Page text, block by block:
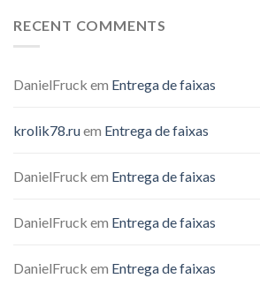
RECENT COMMENTS
DanielFruck em Entrega de faixas
krolik78.ruem Entrega de faixas
DanielFruck em Entrega de faixas
DanielFruck em Entrega de faixas
DanielFruck em Entrega de faixas